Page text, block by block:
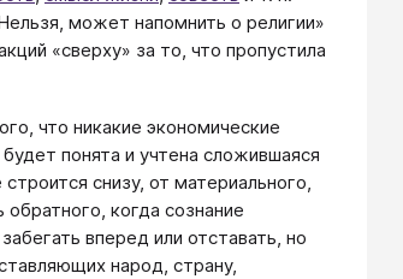
может напомнить о религии»
«сверху» за то, что пропустила
что никакие экономические
понята и учтена сложившаяся
снизу, от материального,
когда сознание
вперед или отставать, но
народ, страну,